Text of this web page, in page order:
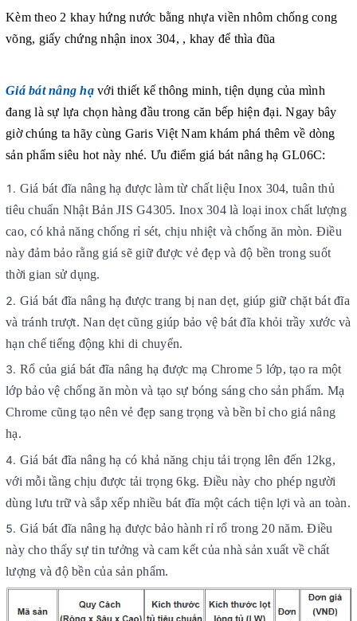
Kèm theo 2 khay hứng nước bằng nhựa viền nhôm chống cong
võng, giấy chứng nhận inox 304, , khay để thìa đũa
Giá bát nâng hạvới thiết kế thông minh, tiện dụng của mình
đang là sự lựa chọn hàng đầu trong căn bếp hiện đại. Ngay bây
giờ chúng ta hãy cùng Garis Việt Nam khám phá thêm về dòng
sản phẩm siêu hot này nhé. Ưu điểm giá bát nâng hạ GL06C:
Giá bát đĩa nâng hạ được làm từ chất liệu Inox 304, tuân thủ
tiêu chuẩn Nhật Bản JIS G4305. Inox 304 là loại inox chất lượng
cao, có khả năng chống rỉ sét, chịu nhiệt và chống ăn mòn. Điều
này đảm bảo rằng giá sẽ giữ được vẻ đẹp và độ bền trong suốt
thời gian sử dụng.
Giá bát đĩa nâng hạ được trang bị nan dẹt, giúp giữ chặt bát đĩa
và tránh trượt. Nan dẹt cũng giúp bảo vệ bát đĩa khỏi trầy xước và
hạn chế tiếng động khi di chuyển.
Rổ của giá bát đĩa nâng hạ được mạ Chrome 5 lớp, tạo ra một
lớp bảo vệ chống ăn mòn và tạo sự bóng sáng cho sản phẩm. Mạ
Chrome cũng tạo nên vẻ đẹp sang trọng và bền bỉ cho giá nâng
hạ.
Giá bát đĩa nâng hạ có khả năng chịu tải trọng lên đến 12kg,
với mỗi tầng chịu được tải trọng 6kg. Điều này cho phép người
dùng lưu trữ và sắp xếp nhiều bát đĩa một cách tiện lợi và an toàn.
Giá bát đĩa nâng hạ được bảo hành rỉ rổ trong 20 năm. Điều
này cho thấy sự tin tưởng và cam kết của nhà sản xuất về chất
lượng và độ bền của sản phẩm.